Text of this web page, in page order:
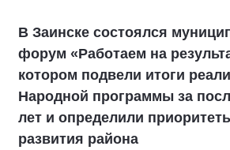
В Заинске состоялся
форум «Работаем на
котором подвели итоги
Народной программы за
лет и определили
развития района